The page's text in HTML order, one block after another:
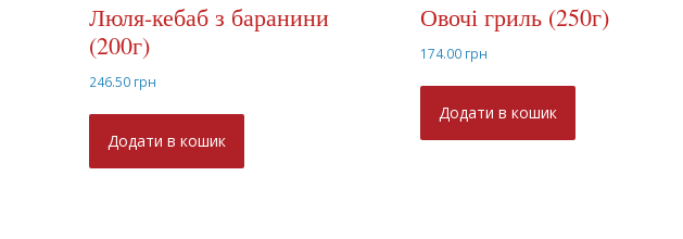
Люля-кебаб з баранини
(200г)
246.50 грн
Додати в кошик
Овочі гриль (250г)
174.00 грн
Додати в кошик